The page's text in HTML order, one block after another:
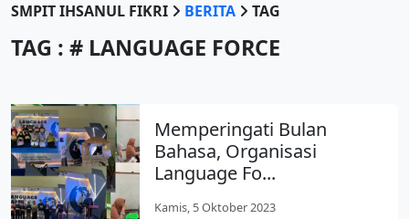
SMPIT IHSANUL FIKRI BERITA TAG
TAG : # LANGUAGE FORCE
Memperingati Bulan
Bahasa, Organisasi
Language Fo...
Kamis, 5 Oktober 2023